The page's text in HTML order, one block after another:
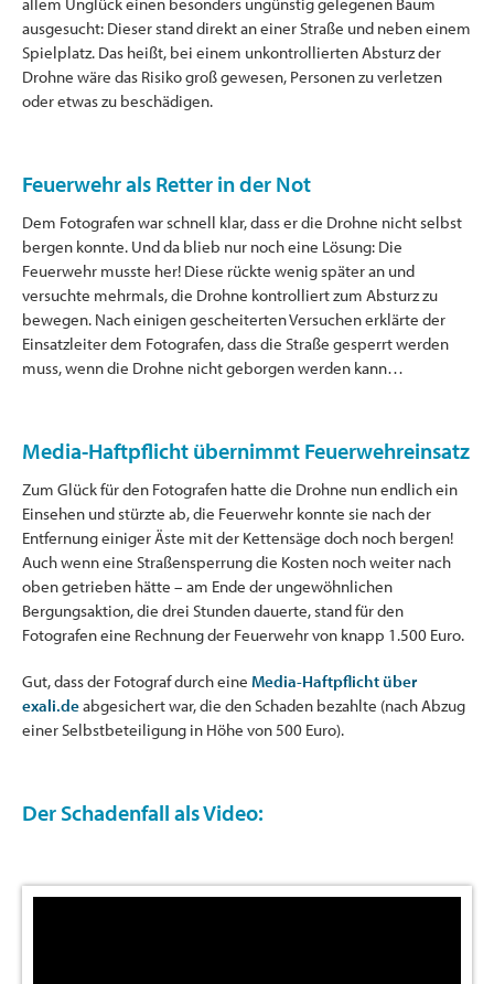
ausgesucht: Dieser stand direkt an einer Straße und neben einem
Spielplatz. Das heißt, bei einem unkontrollierten Absturz der
Drohne wäre das Risiko groß gewesen, Personen zu verletzen
oder etwas zu beschädigen.
Feuerwehr als Retter in der Not
Dem Fotografen war schnell klar, dass er die Drohne nicht selbst
bergen konnte. Und da blieb nur noch eine Lösung: Die
Feuerwehr musste her! Diese rückte wenig später an und
versuchte mehrmals, die Drohne kontrolliert zum Absturz zu
bewegen. Nach einigen gescheiterten Versuchen erklärte der
Einsatzleiter dem Fotografen, dass die Straße gesperrt werden
muss, wenn die Drohne nicht geborgen werden kann…
Media-Haftpflicht übernimmt Feuerwehreinsatz
Zum Glück für den Fotografen hatte die Drohne nun endlich ein
Einsehen und stürzte ab, die Feuerwehr konnte sie nach der
Entfernung einiger Äste mit der Kettensäge doch noch bergen!
Auch wenn eine Straßensperrung die Kosten noch weiter nach
oben getrieben hätte – am Ende der ungewöhnlichen
Bergungsaktion, die drei Stunden dauerte, stand für den
Fotografen eine Rechnung der Feuerwehr von knapp 1.500 Euro.
Gut, dass der Fotograf durch eine Media-Haftpflicht über
exali.deabgesichert war, die den Schaden bezahlte (nach Abzug
einer Selbstbeteiligung in Höhe von 500 Euro).
Der Schadenfall als Video: